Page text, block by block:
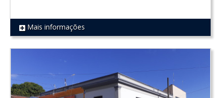
REF 1407
Mais informações